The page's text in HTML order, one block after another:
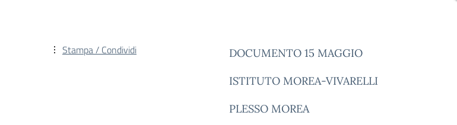
DOCUMENTO 15 MAGGIO
ISTITUTO MOREA-VIVARELLI
PLESSO MOREA
Stampa / Condividi